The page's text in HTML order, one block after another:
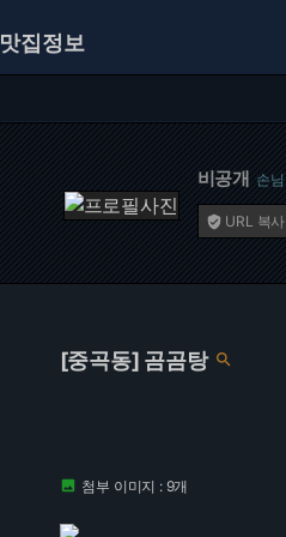
맛집정보
비공개 손님
 URL 복사
[중곡동] 곰곰탕 
 첨부 이미지 : 9개